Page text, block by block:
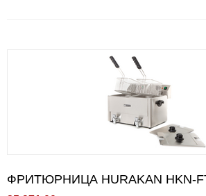
ФРИТЮРНИЦА HURAKAN HKN-